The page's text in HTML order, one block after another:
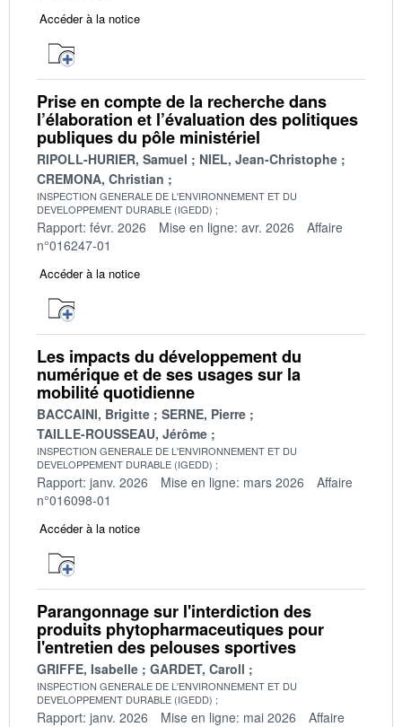
Accéder à la notice
Prise en compte de la recherche dans
l’élaboration et l’évaluation des politiques
publiques du pôle ministériel
RIPOLL-HURIER, Samuel
NIEL, Jean-Christophe
CREMONA, Christian
INSPECTION GENERALE DE L'ENVIRONNEMENT ET DU
DEVELOPPEMENT DURABLE (IGEDD)
Rapport: févr. 2026 Mise en ligne: avr. 2026
Affaire
n°016247-01
Accéder à la notice
Les impacts du développement du
numérique et de ses usages sur la
mobilité quotidienne
BACCAINI, Brigitte
SERNE, Pierre
TAILLE-ROUSSEAU, Jérôme
INSPECTION GENERALE DE L'ENVIRONNEMENT ET DU
DEVELOPPEMENT DURABLE (IGEDD)
Rapport: janv. 2026 Mise en ligne: mars 2026
Affaire
n°016098-01
Accéder à la notice
Parangonnage sur l'interdiction des
produits phytopharmaceutiques pour
l'entretien des pelouses sportives
GRIFFE, Isabelle GARDET, Caroll
INSPECTION GENERALE DE L'ENVIRONNEMENT ET DU
DEVELOPPEMENT DURABLE (IGEDD)
Rapport: janv. 2026 Mise en ligne: mai 2026
Affaire